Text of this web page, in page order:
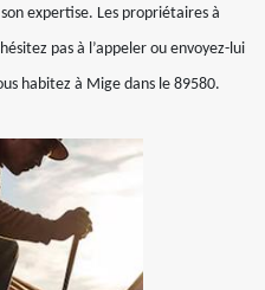
expertise. Les propriétaires à
pas à l’appeler ou envoyez-lui
habitez à Mige dans le 89580.